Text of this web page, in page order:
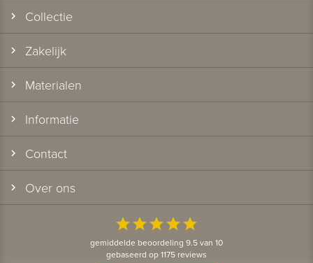
Collectie
Zakelijk
Materialen
Informatie
Contact
Over ons
starstarstarstarstar
gemiddelde beoordeling 9.5 van 10
gebaseerd op 1175 reviews